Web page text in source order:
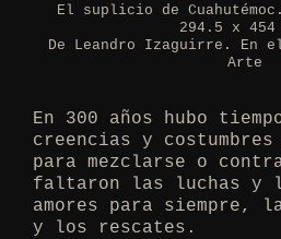
El suplicio de
294.5 x 454
De Leandro Izaguirre. En
Arte
En 300 años hubo
creencias y
para mezclarse o
faltaron las luchas y
amores para siempre,
y los rescates.